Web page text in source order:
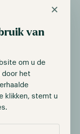
×
van
om u de
door het
klikken, stemt u
omarmd voor
kant
institutionele
van
tot
als brug tussen